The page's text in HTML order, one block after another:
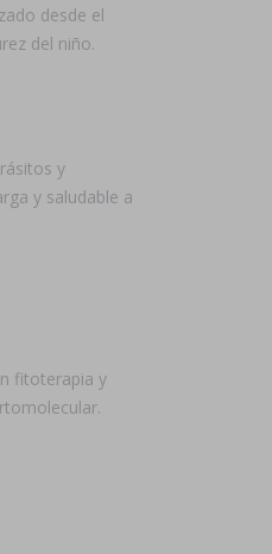
desde el
del niño.
y
y saludable a
fitoterapia y